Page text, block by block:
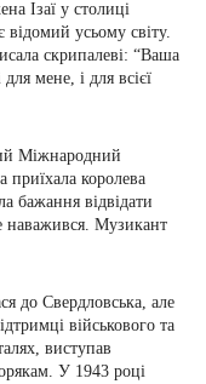
Ізаї у столиці
відомий усьому світу.
скрипалеві: “Ваша
мене, і для всієї
Міжнародний
приїхала королева
бажання відвідати
наважився. Музикант
до Свердловська, але
військового та
виступав
У 1943 році